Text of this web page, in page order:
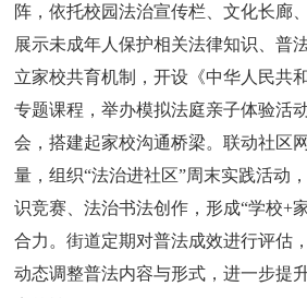
阵，依托校园法治宣传栏、文化长廊
展示未成年人保护相关法律知识、普
立家校共育机制，开设《中华人民共
专题课程，举办模拟法庭亲子体验活
会，搭建起家校沟通桥梁。联动社区
量，组织“法治进社区”周末实践活动
识竞赛、法治书法创作，形成“学校+
合力。街道定期对普法成效进行评估
动态调整普法内容与形式，进一步提